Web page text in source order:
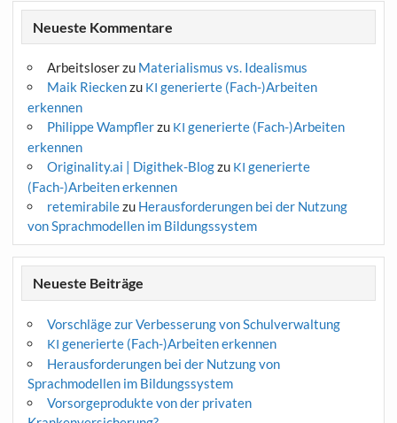
Neueste Kommentare
Arbeitsloserzu Materialismus vs. Idealismus
Maik Rieckenzu KI generierte (Fach-)Arbeiten
erkennen
Philippe Wampflerzu KI generierte (Fach-)Arbeiten
erkennen
Originality.ai | Digithek-Blogzu KI generierte
(Fach-)Arbeiten erkennen
retemirabilezu Herausforderungen bei der Nutzung
von Sprachmodellen im Bildungssystem
Neueste Beiträge
Vorschläge zur Verbesserung von Schulverwaltung
KI generierte (Fach-)Arbeiten erkennen
Herausforderungen bei der Nutzung von
Sprachmodellen im Bildungssystem
Vorsorgeprodukte von der privaten